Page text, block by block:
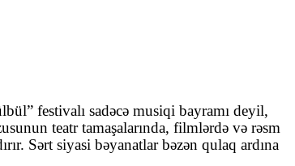
festivalı sadəcə musiqi bayramı deyil,
teatr tamaşalarında, filmlərdə və rəsm
Sərt siyasi bəyanatlar bəzən qulaq ardına